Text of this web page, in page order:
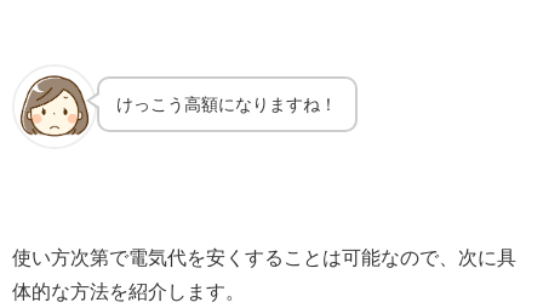
けっこう高額になりますね！
使い方次第で電気代を安くすることは可能なので、次に具
体的な方法を紹介します。